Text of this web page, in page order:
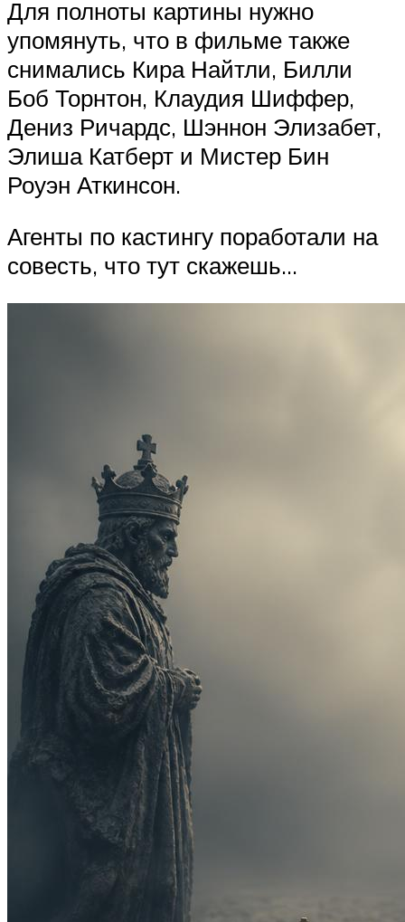
Для полноты картины нужно
упомянуть, что в фильме также
снимались Кира Найтли, Билли
Боб Торнтон, Клаудия Шиффер,
Дениз Ричардс, Шэннон Элизабет,
Элиша Катберт и Мистер Бин
Роуэн Аткинсон.
Агенты по кастингу поработали на
совесть, что тут скажешь…